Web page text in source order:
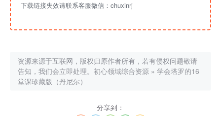
下载链接失效请联系客服微信：chuxinrj
资源来源于互联网，版权归原作者所有，若有侵权问题敬请
告知，我们会立即处理。 初心领域综合资源 » 学会塔罗的16
堂课珍藏版（丹尼尔）
分享到：